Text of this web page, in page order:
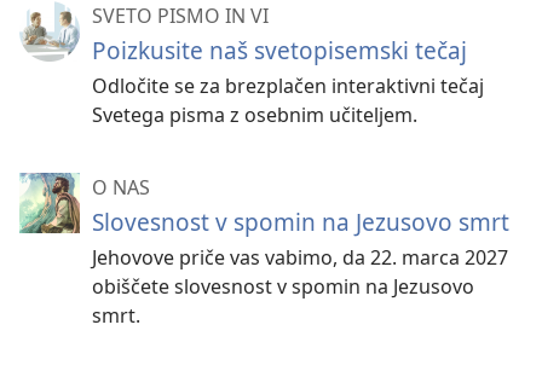
SVETO PISMO IN VI
Poizkusite naš svetopisemski tečaj
Odločite se za brezplačen interaktivni tečaj
Svetega pisma z osebnim učiteljem.
O NAS
Slovesnost v spomin na Jezusovo smrt
Jehovove priče vas vabimo, da 22. marca 2027
obiščete slovesnost v spomin na Jezusovo
smrt.